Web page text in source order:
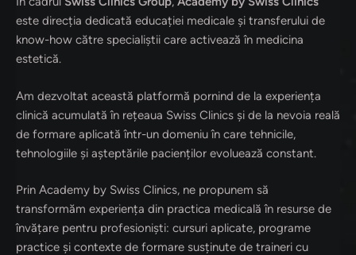
este direcția dedicată educației medicale și transferului de
know-how către specialiștii care activează în medicina
estetică.
Am dezvoltat această platformă pornind de la experiența
clinică acumulată în rețeaua Swiss Clinics și de la nevoia reală
de formare aplicată într-un domeniu în care tehnicile,
tehnologiile și așteptările pacienților evoluează constant.
Prin Academy by Swiss Clinics, ne propunem să
transformăm experiența din practica medicală în resurse de
învățare pentru profesioniști: cursuri aplicate, programe
practice și contexte de formare susținute de traineri cu